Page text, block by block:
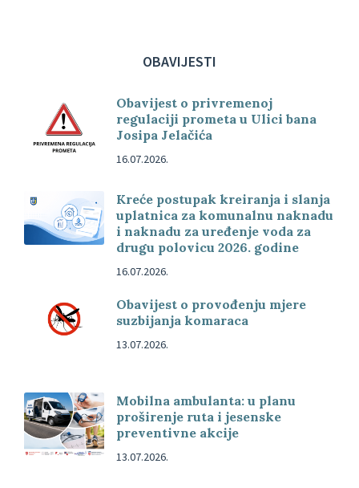
OBAVIJESTI
Obavijest o privremenoj
regulaciji prometa u Ulici bana
Josipa Jelačića
16.07.2026.
Kreće postupak kreiranja i slanja
uplatnica za komunalnu naknadu
i naknadu za uređenje voda za
drugu polovicu 2026. godine
16.07.2026.
Obavijest o provođenju mjere
suzbijanja komaraca
13.07.2026.
Mobilna ambulanta: u planu
proširenje ruta i jesenske
preventivne akcije
13.07.2026.